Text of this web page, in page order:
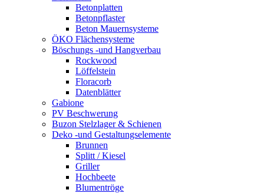
Betonplatten
Betonpflaster
Beton Mauernsysteme
ÖKO Flächensysteme
Böschungs -und Hangverbau
Rockwood
Löffelstein
Floracorb
Datenblätter
Gabione
PV Beschwerung
Buzon Stelzlager & Schienen
Deko -und Gestaltungselemente
Brunnen
Splitt / Kiesel
Griller
Hochbeete
Blumentröge